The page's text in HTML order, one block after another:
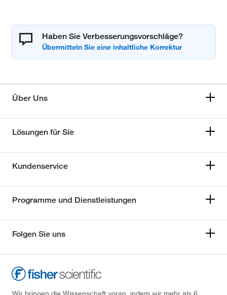
Haben Sie Verbesserungsvorschläge?
Über Uns
Lösungen für Sie
Kundenservice
Programme und Dienstleistungen
Folgen Sie uns